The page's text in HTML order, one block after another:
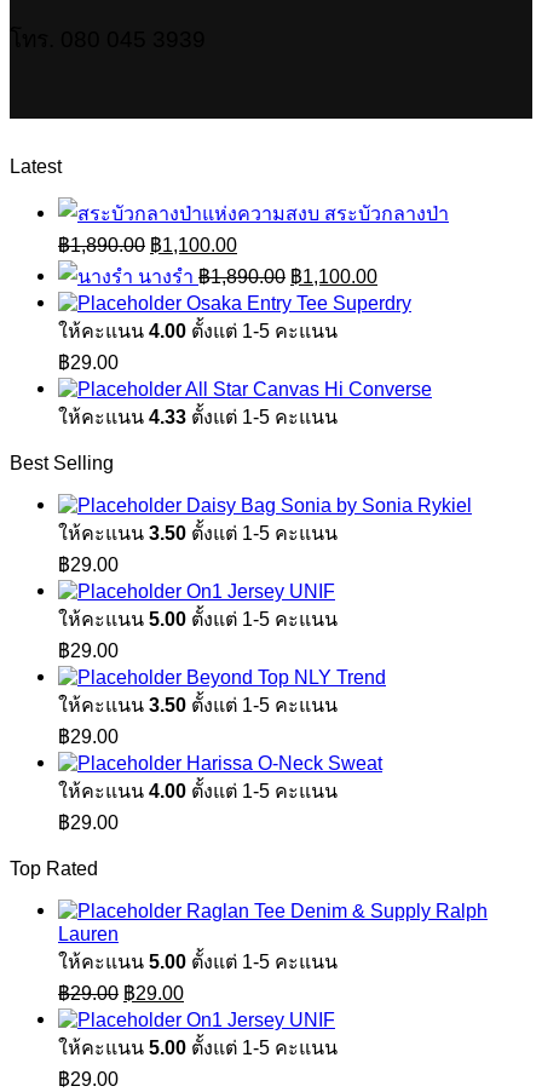
Latest
สระบัวกลางป่า
฿1,890.00 Original
price
was:
฿1,890.00.
฿1,100.00Current
price
is:
฿1,100.00.
นางรำ ฿1,890.00 Original
price
was:
฿1,890.00.
฿1,100.00Current
price
is:
Osaka Entry Tee Superdry
ให้คะแนน 4.00 ตั้งแต่ 1-5 คะแนน
฿29.00
All Star Canvas Hi Converse
ให้คะแนน 4.33 ตั้งแต่ 1-5 คะแนน
Best Selling
Daisy Bag Sonia by Sonia Rykiel
ให้คะแนน 3.50 ตั้งแต่ 1-5 คะแนน
฿29.00
On1 Jersey UNIF
ให้คะแนน 5.00 ตั้งแต่ 1-5 คะแนน
฿29.00
Beyond Top NLY Trend
ให้คะแนน 3.50 ตั้งแต่ 1-5 คะแนน
฿29.00
Harissa O-Neck Sweat
ให้คะแนน 4.00 ตั้งแต่ 1-5 คะแนน
฿29.00
Top Rated
Raglan Tee Denim & Supply Ralph
Lauren
ให้คะแนน 5.00 ตั้งแต่ 1-5 คะแนน
฿29.00 Original
price
was:
฿29.00.
฿29.00Current
price
is:
฿29.00.
On1 Jersey UNIF
ให้คะแนน 5.00 ตั้งแต่ 1-5 คะแนน
฿29.00